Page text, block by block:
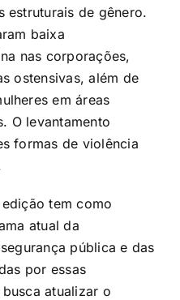
estruturais de gênero.
baixa
nas corporações,
ostensivas, além de
em áreas
O levantamento
formas de violência
tem como
atual da
pública e das
por essas
atualizar o